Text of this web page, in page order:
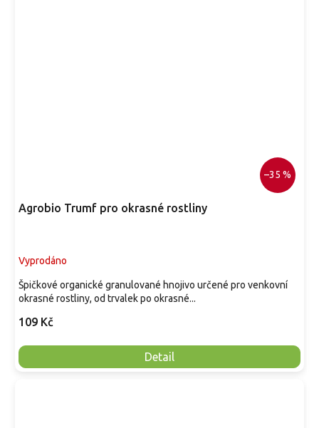
–35 %
Agrobio Trumf pro okrasné rostliny
Vyprodáno
109 Kč
Detail
Špičkové organické granulované hnojivo určené pro venkovní
okrasné rostliny, od trvalek po okrasné...